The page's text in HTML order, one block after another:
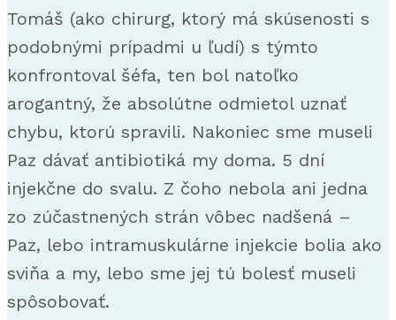
Tomáš (ako chirurg, ktorý má skúsenosti s
podobnými prípadmi u ľudí) s týmto
konfrontoval šéfa, ten bol natoľko
arogantný, že absolútne odmietol uznať
chybu, ktorú spravili. Nakoniec sme museli
Paz dávať antibiotiká my doma. 5 dní
injekčne do svalu. Z čoho nebola ani jedna
zo zúčastnených strán vôbec nadšená –
Paz, lebo intramuskulárne injekcie bolia ako
sviňa a my, lebo sme jej tú bolesť museli
spôsobovať.